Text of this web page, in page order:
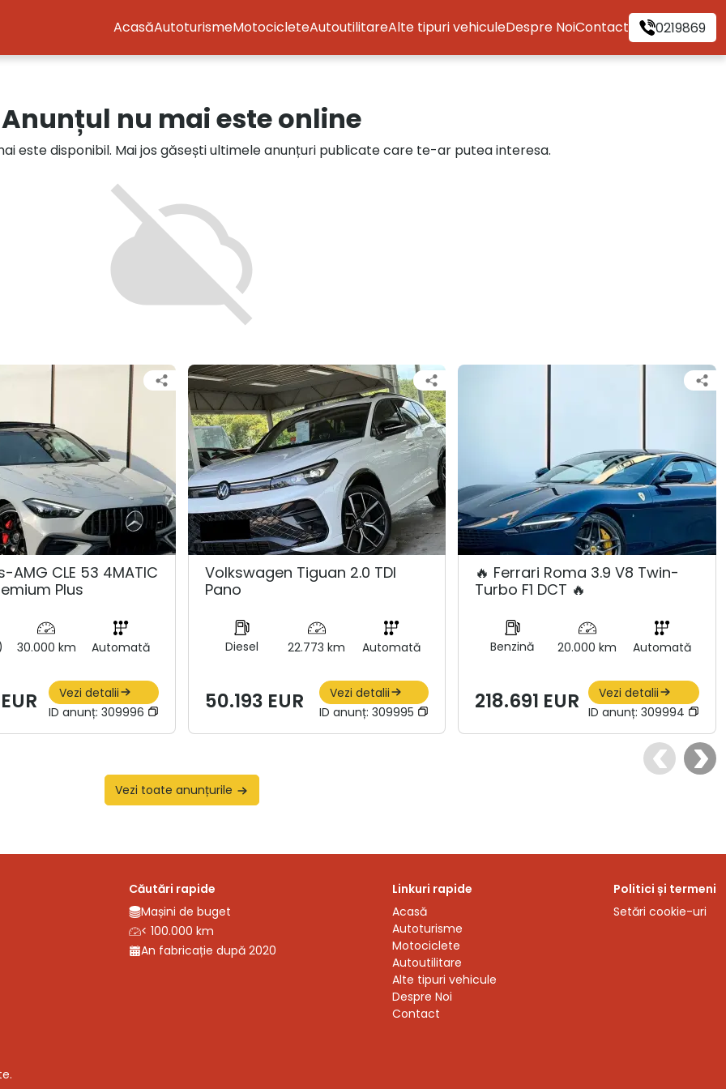
AcasăAutoturismeMotocicleteAutoutilitareAlte tipuri vehiculeDespre NoiContact 0219869
Anunțul nu mai este online
este disponibil. Mai jos găsești ultimele anunțuri publicate care te-ar putea interesa.
AMG CLE 53 4MATIC
Plus
30.000 km Automată
Vezi detalii
ID anunț: 309996
Volkswagen Tiguan 2.0 TDI
Pano
Diesel 22.773 km Automată
50.193 EUR
Vezi detalii
ID anunț:309995
🔥 Ferrari Roma 3.9 V8 Twin-
Turbo F1 DCT 🔥
Benzină 20.000 km Automată
218.691 EUR
Vezi detalii
ID anunț: 309994
Vezi toate anunțurile
Căutări rapide
Mașini de buget
< 100.000 km
An fabricație după 2020
Linkuri rapide
Acasă
Autoturisme
Motociclete
Autoutilitare
Alte tipuri vehicule
Despre Noi
Contact
Politici și termeni
Setări cookie-uri